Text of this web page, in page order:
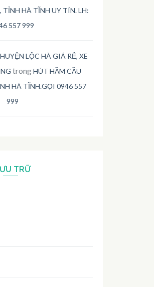
TỈNH HÀ TĨNH UY TÍN. LH:
557 999
LỘC HÀ GIÁ RẺ, XE
trongHÚT HẦM CẦU
HÀ TĨNH.GỌI 0946 557
999
TRỮ